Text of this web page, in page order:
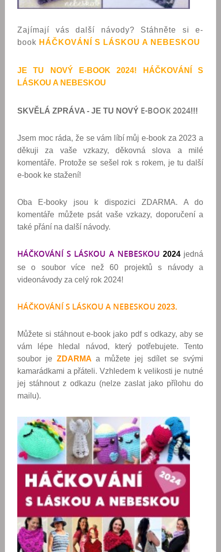
Zajímají vás další návody? Stáhněte si e-
book HÁČKOVÁNÍ S LÁSKOU A NEBESKOU
JE TU NOVÝ E-BOOK 2024! HÁČKOVÁNÍ S
LÁSKOU A NEBESKOU
SKVĚLÁ ZPRÁVA - JE TU NOVÝ E-BOOK 2024!!!
Jsem moc ráda, že se vám líbí můj e-book za 2023 a
děkuji za vaše vzkazy, děkovná slova a milé
komentáře. Protože se sešel rok s rokem, je tu další
e-book ke stažení!
Oba E-booky jsou k dispozici ZDARMA. A do
komentáře můžete psát vaše vzkazy, doporučení a
také přání na další návody.
HÁČKOVÁNÍ S LÁSKOU A NEBESKOU 2024 jedná
se o soubor více než 60 projektů s návody a
videonávody za celý rok 2024!
HÁČKOVÁNÍ S LÁSKOU A NEBESKOU 2023.
Můžete si stáhnout e-book jako pdf s odkazy, aby se
vám lépe hledal návod, který potřebujete. Tento
soubor je ZDARMA a můžete jej sdílet se svými
kamarádkami a přáteli. Vzhledem k velikosti je nutné
jej stáhnout z odkazu (nelze zaslat jako přílohu do
mailu).